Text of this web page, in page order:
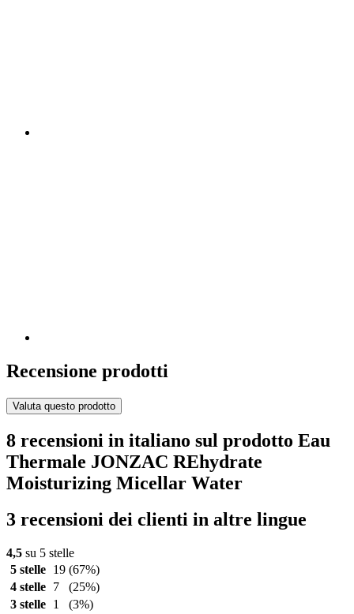
Recensione prodotti
Valuta questo prodotto
8 recensioni in italiano sul prodotto Eau
Thermale JONZAC REhydrate
Moisturizing Micellar Water
3 recensioni dei clienti in altre lingue
4,5 su 5 stelle
5 stelle
19 (67%)
4 stelle
7
(25%)
3 stelle
1
(3%)